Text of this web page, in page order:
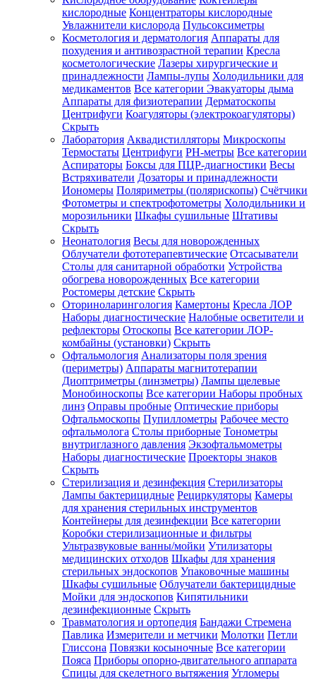
Зарегистрироваться
Зачем
регистрироваться?
Все
покупки
одном
месте
Личный
менеджер
Отслеживание
статуса
заказа
кислородные Концентраторы кислородные
Увлажнители кислорода Пульсоксиметры
Косметология и дерматология Аппараты для
похудения и антивозрастной терапии Кресла
косметологические Лазеры хирургические и
принадлежности Лампы-лупы Холодильники для
медикаментов Все категории Эвакуаторы дыма
Аппараты для физиотерапии Дерматоскопы
Центрифуги Коагуляторы (электрокоагуляторы)
Скрыть
Лаборатория Аквадистилляторы Микроскопы
Термостаты Центрифуги PH-метры Все категории
Аспираторы Боксы для ПЦР-диагностики Весы
Встряхиватели Дозаторы и принадлежности
Иономеры Поляриметры (полярископы) Счётчики
Фотометры и спектрофотометры Холодильники и
морозильники Шкафы сушильные Штативы
Скрыть
Неонатология Весы для новорожденных
Облучатели фототерапевтические Отсасыватели
Столы для санитарной обработки Устройства
обогрева новорожденных Все категории
Ростомеры детские Скрыть
Оториноларингология Камертоны Кресла ЛОР
Наборы диагностические Налобные осветители и
рефлекторы Отоскопы Все категории ЛОР-
комбайны (установки) Скрыть
Офтальмология Анализаторы поля зрения
(периметры) Аппараты магнитотерапии
Диоптриметры (линзметры) Лампы щелевые
Монобиноскопы Все категории Наборы пробных
линз Оправы пробные Оптические приборы
Офтальмоскопы Пупиллометры Рабочее место
офтальмолога Столы приборные Тонометры
внутриглазного давления Экзофтальмометры
Наборы диагностические Проекторы знаков
Скрыть
Стерилизация и дезинфекция Стерилизаторы
Лампы бактерицидные Рециркуляторы Камеры
для хранения стерильных инструментов
Контейнеры для дезинфекции Все категории
Коробки стерилизационные и фильтры
Ультразвуковые ванны/мойки Утилизаторы
медицинских отходов Шкафы для хранения
стерильных эндоскопов Упаковочные машины
Шкафы сушильные Облучатели бактерицидные
Мойки для эндоскопов Кипятильники
дезинфекционные Скрыть
Травматология и ортопедия Бандажи Стремена
Павлика Измерители и метчики Молотки Петли
Глиссона Повязки косыночные Все категории
Пояса Приборы опорно-двигательного аппарата
Спицы для скелетного вытяжения Угломеры